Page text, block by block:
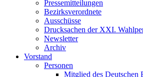
Pressemitteilungen
Bezirksverordnete
Ausschüsse
Drucksachen der XXI.
Newsletter
Archiv
Vorstand
Personen
Mitglied des Deutschen